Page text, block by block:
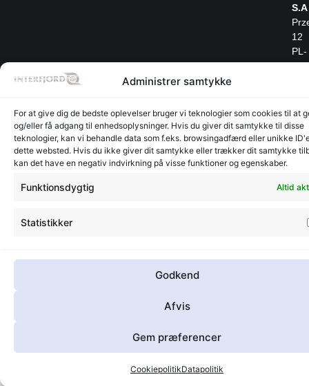
Administrer samtykke
For at give dig de bedste oplevelser bruger vi teknologier som cookies til at
og/eller få adgang til enhedsoplysninger. Hvis du giver dit samtykke til disse
teknologier, kan vi behandle data som f.eks. browsingadfærd eller unikke
dette websted. Hvis du ikke giver dit samtykke eller trækker dit samtykke
kan det have en negativ indvirkning på visse funktioner og egenskaber.
Funktionsdygtig Altid
Statistikker
Godkend
Afvis
Gem præferencer
CookiepolitikDatapolitik
S.A
12
PL-
30-
+48
12
interfjord.dk
- 2026